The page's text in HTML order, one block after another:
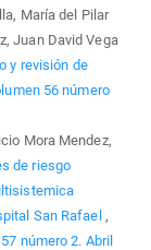
María del Pilar
Juan David Vega
y revisión de
56 número
Mora Mendez,
de riesgo
San Rafael ,
número 2. Abril